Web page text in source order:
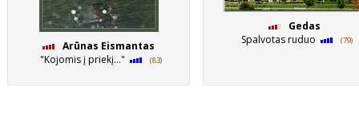
Arūnas Eismantas
"Kojomis į priekį..."
(83)
Gedas
Spalvotas ruduo
(79)